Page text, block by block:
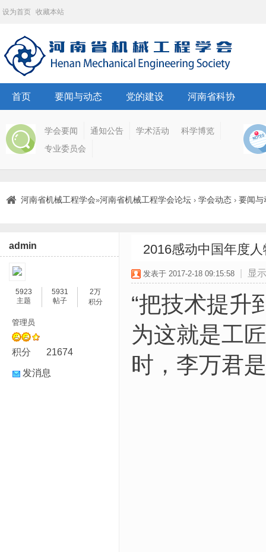
设为首页 收藏本站
首页 要闻与动态 党的建设 河南省科协
学会要闻 通知公告 学术活动
科学博览
专业委员会
河南省机械工程学会»河南省机械工程学会论坛 › 学会动态 › 要闻与
admin
5923
主题
5931
帖子
2万
积分
管理员
积分 21674
发消息
2016感动中国年度
发表于 2017-2-18 09:15:58 显
“把技术提升
为这就是工
时，李万君